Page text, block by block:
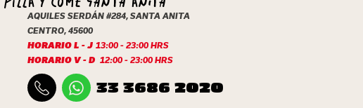
AQUILES SERDÁN #284, SANTA ANITA
CENTRO, 45600
HORARIO L - J 13:00 - 23:00 HRS
HORARIO V - D 12:00 - 23:00 HRS
33 3686 2020